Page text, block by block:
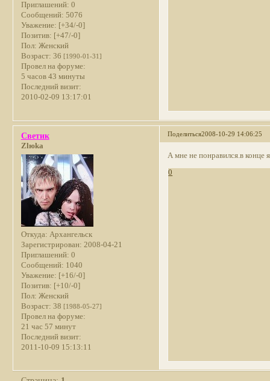
Приглашений: 0
Сообщений: 5076
Уважение: [+34/-0]
Позитив: [+47/-0]
Пол: Женский
Возраст: 36 [1990-01-31]
Провел на форуме:
5 часов 43 минуты
Последний визит:
2010-02-09 13:17:01
Поделиться2008-10-29 14:06:25
Светик
Zlюka
Откуда: Архангельск
Зарегистрирован: 2008-04-21
Приглашений: 0
Сообщений: 1040
Уважение: [+16/-0]
Позитив: [+10/-0]
Пол: Женский
Возраст: 38 [1988-05-27]
Провел на форуме:
21 час 57 минут
Последний визит:
2011-10-09 15:13:11
А мне не понравился.в конце
0